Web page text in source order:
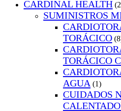
CARDINAL HEALTH
SUMINISTROS
TORÁCICO
TORÁCICO
AGUA (1)
CUIDADOS